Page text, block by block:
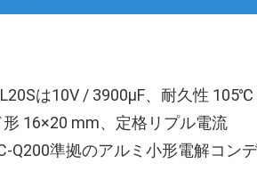
は10V / 3900µF、耐久性 105℃
16×20 mm、定格リプル電流
Q200準拠のアルミ小形電解コンデ